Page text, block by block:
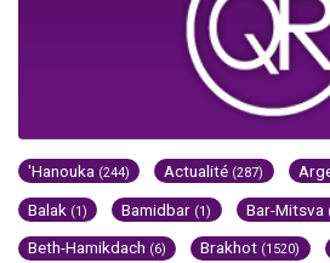
'Hanouka (244) Actualité (287)
Balak (1) Bamidbar (1) Bar-Mitsva
Beth-Hamikdach (6) Brakhot (1520)